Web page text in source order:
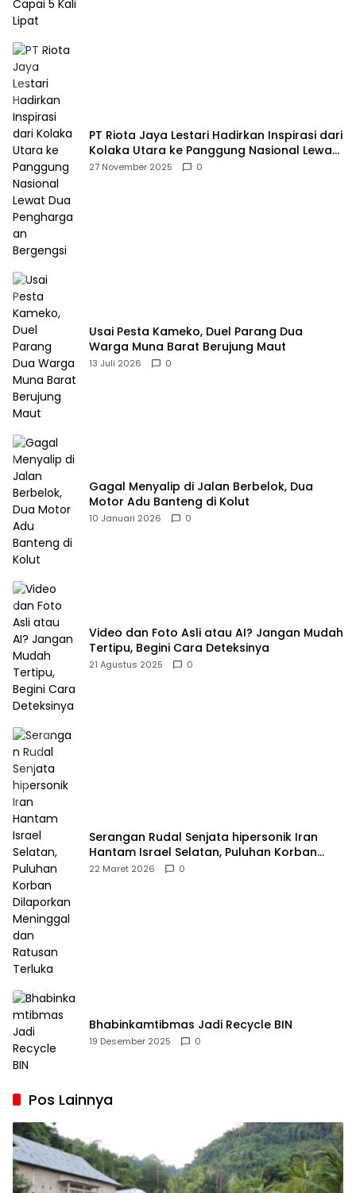
PT Riota Jaya Lestari Hadirkan Inspirasi dari
Kolaka Utara ke Panggung Nasional Lewat
Dua Penghargaan Bergengsi
27 November 2025 0
Usai Pesta Kameko, Duel Parang Dua
Warga Muna Barat Berujung Maut
13 Juli 2026 0
Gagal Menyalip di Jalan Berbelok, Dua
Motor Adu Banteng di Kolut
10 Januari 2026 0
Video dan Foto Asli atau AI? Jangan Mudah
Tertipu, Begini Cara Deteksinya
21 Agustus 2025 0
Serangan Rudal Senjata hipersonik Iran
Hantam Israel Selatan, Puluhan Korban
Dilaporkan Meninggal dan Ratusan Terluka
22 Maret 2026 0
Bhabinkamtibmas Jadi Recycle BIN
19 Desember 2025 0
Pos Lainnya